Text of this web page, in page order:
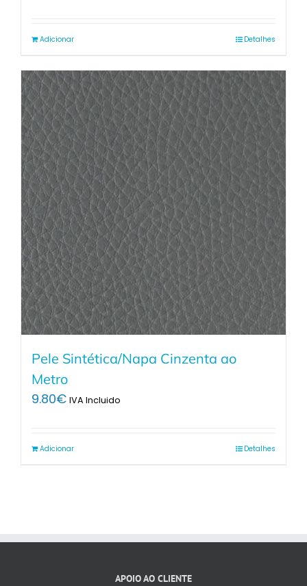
Adicionar Detalhes
Pele Sintética/Napa Cinzenta ao
Metro
9.80€ IVA Incluido
Adicionar Detalhes
APOIO AO CLIENTE